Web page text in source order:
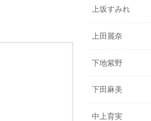
上坂すみれ
上田麗奈
下地紫野
下田麻美
中上育実